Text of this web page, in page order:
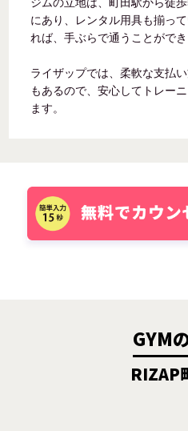
ジムの立地は、町田駅から徒
にあり、レンタル用具も揃っ
れば、手ぶらで通うことができ
ライザップでは、柔軟な支払
もあるので、安心してトレー
ます。
GYM
RIZAP